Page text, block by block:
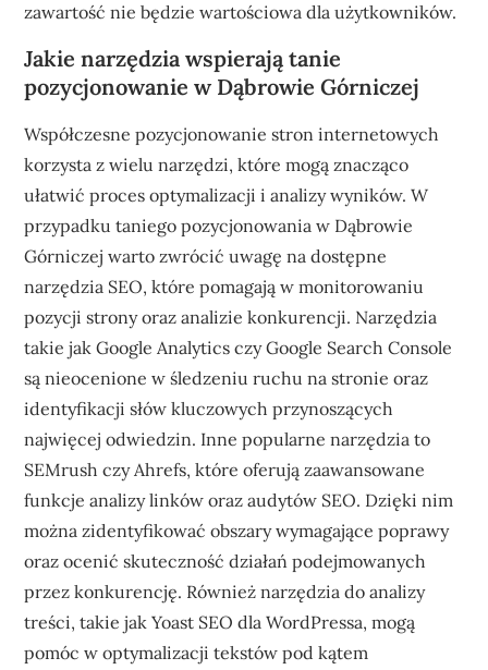
zawartość nie będzie wartościowa dla użytkowników.
Jakie narzędzia wspierają tanie
pozycjonowanie w Dąbrowie Górniczej
Współczesne pozycjonowanie stron internetowych
korzysta z wielu narzędzi, które mogą znacząco
ułatwić proces optymalizacji i analizy wyników. W
przypadku taniego pozycjonowania w Dąbrowie
Górniczej warto zwrócić uwagę na dostępne
narzędzia SEO, które pomagają w monitorowaniu
pozycji strony oraz analizie konkurencji. Narzędzia
takie jak Google Analytics czy Google Search Console
są nieocenione w śledzeniu ruchu na stronie oraz
identyfikacji słów kluczowych przynoszących
najwięcej odwiedzin. Inne popularne narzędzia to
SEMrush czy Ahrefs, które oferują zaawansowane
funkcje analizy linków oraz audytów SEO. Dzięki nim
można zidentyfikować obszary wymagające poprawy
oraz ocenić skuteczność działań podejmowanych
przez konkurencję. Również narzędzia do analizy
treści, takie jak Yoast SEO dla WordPressa, mogą
pomóc w optymalizacji tekstów pod kątem